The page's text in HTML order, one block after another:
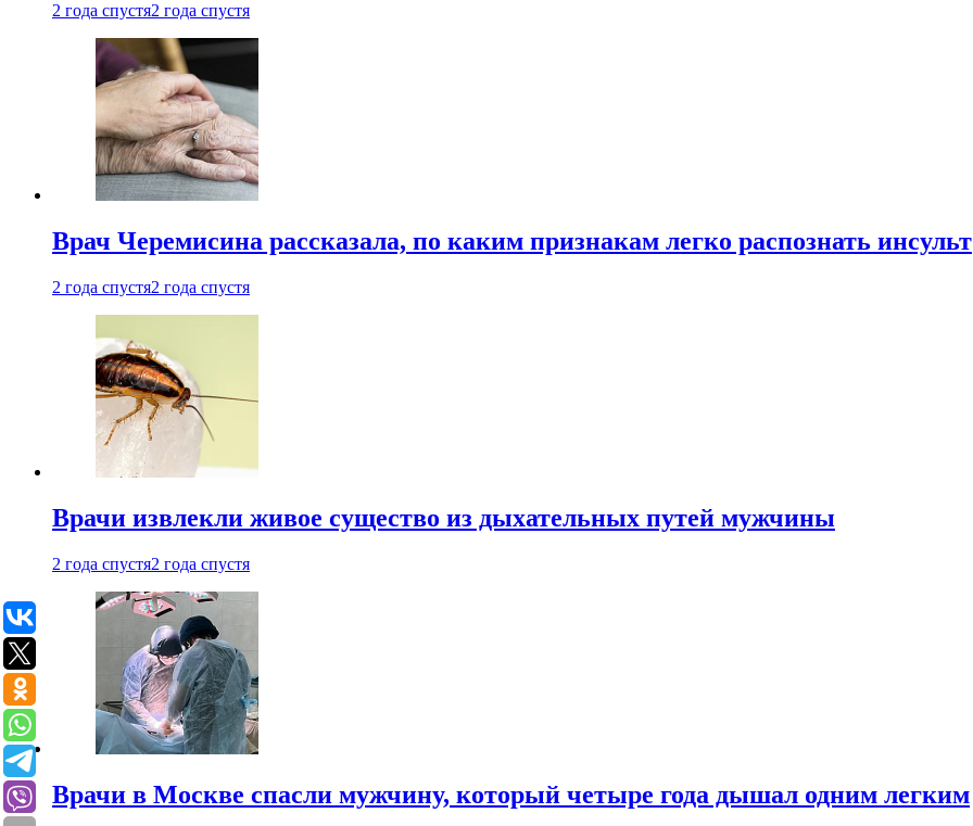
2 года спустя2 года спустя
Врач Черемисина рассказала, по каким признакам легко распознать инсульт
2 года спустя2 года спустя
Врачи извлекли живое существо из дыхательных путей мужчины
2 года спустя2 года спустя
Врачи в Москве спасли мужчину, который четыре года дышал одним легким